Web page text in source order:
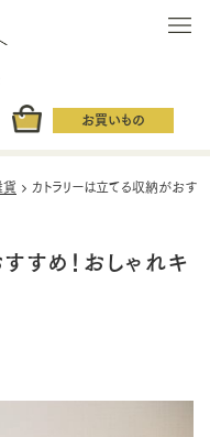
お買いもの
貨
カトラリーは立てる収納がおす
すめ！おしゃれキ